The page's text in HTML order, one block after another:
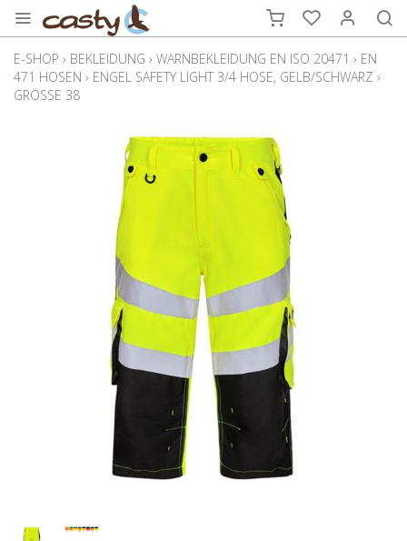
E-SHOP › BEKLEIDUNG › WARNBEKLEIDUNG EN ISO 20471 › EN
471 HOSEN › ENGEL SAFETY LIGHT 3/4 HOSE, GELB/SCHWARZ ›
GRÖSSE 38